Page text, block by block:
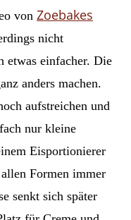
von Zoebakes
nicht
etwas einfacher. Die
anders machen.
aufstreichen und
nur kleine
Eisportionierer
Formen immer
senkt sich später